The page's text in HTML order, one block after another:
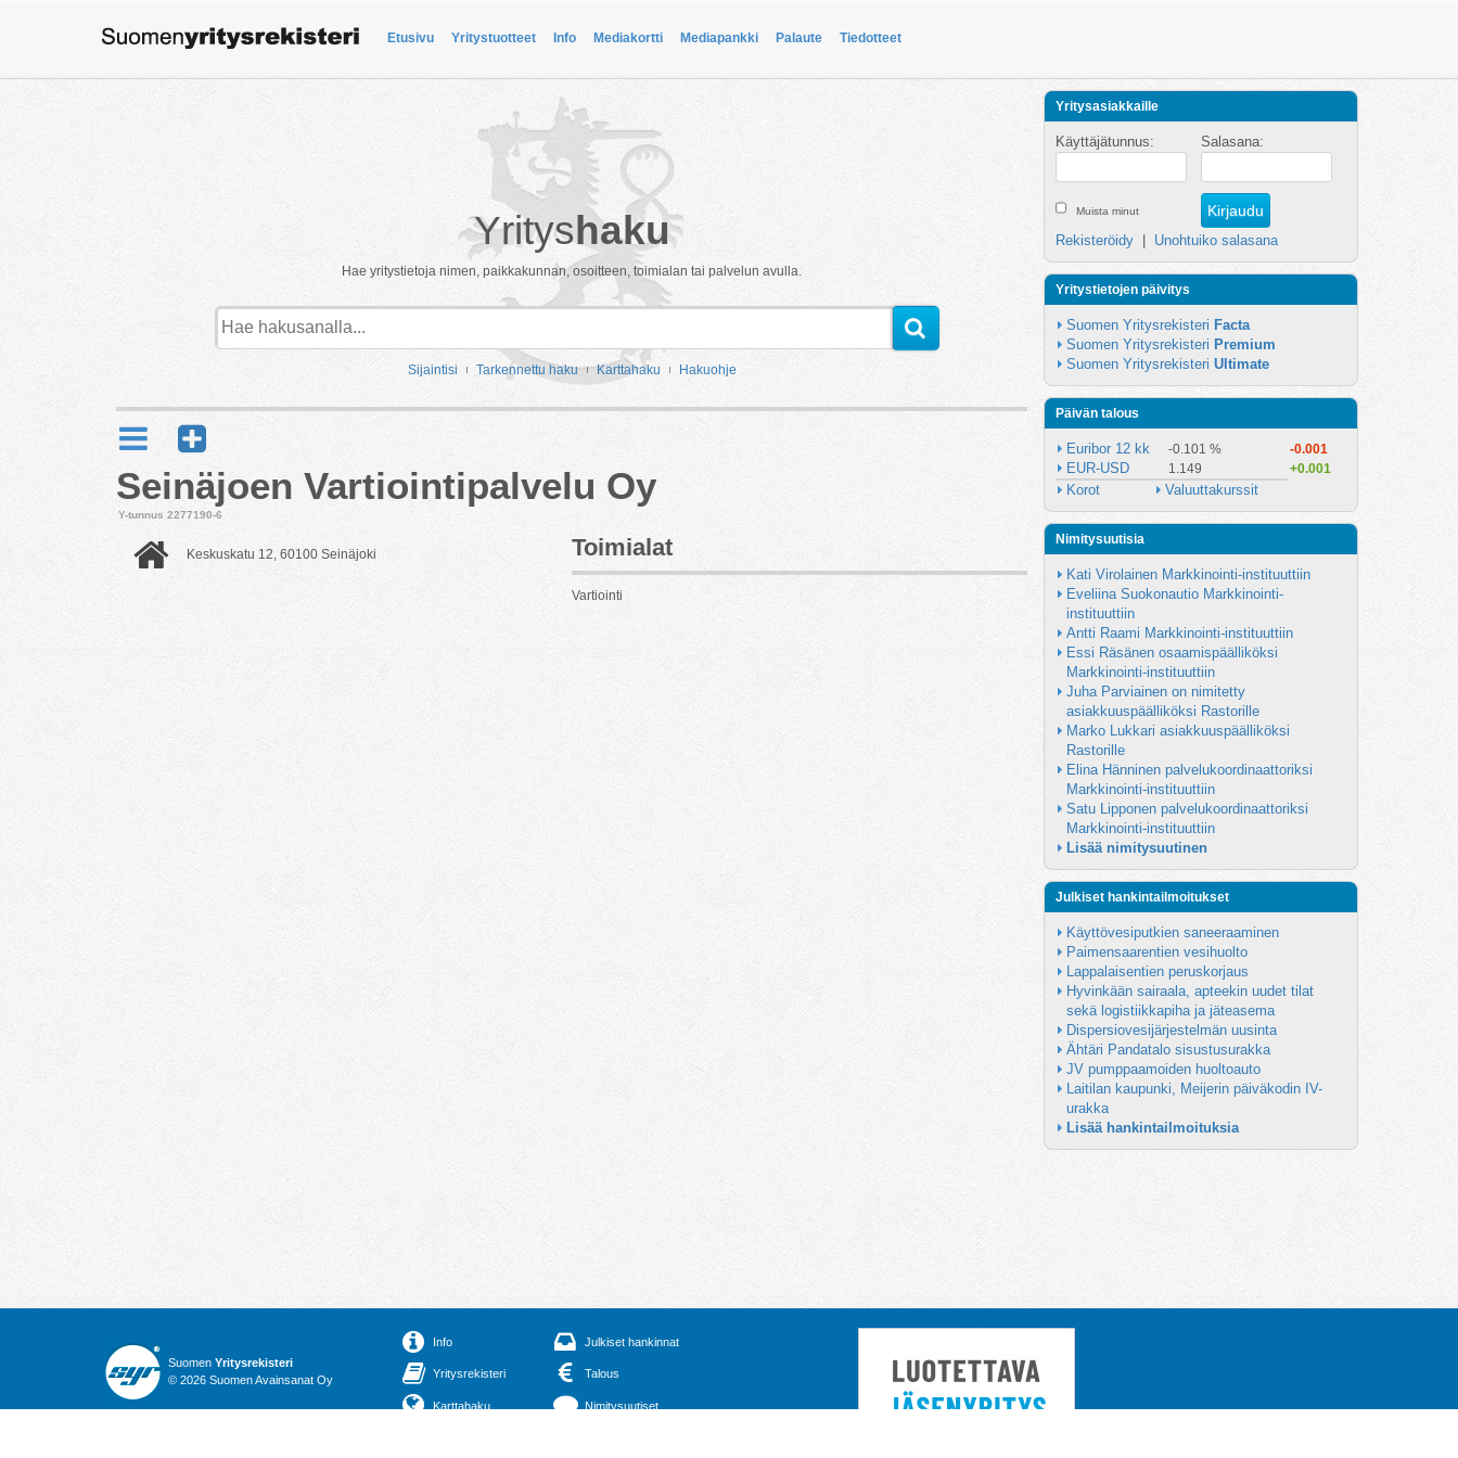
Etusivu Yritystuotteet Info Mediakortti Mediapankki Palaute Tiedotteet
Yrityshaku
Hae yritystietoja nimen, paikkakunnan, osoitteen, toimialan tai palvelun avulla.
Sijaintisi Tarkennettu haku Karttahaku Hakuohje
Seinäjoen Vartiointipalvelu Oy
Y-tunnus 2277190-6
Keskuskatu 12, 60100 Seinäjoki Toimialat
Vartiointi
Yritysasiakkaille
Käyttäjätunnus: Salasana:
Muista minut
Rekisteröidy Unohtuiko salasana
Yritystietojen päivitys
Suomen Yritysrekisteri Facta
Suomen Yritysrekisteri Premium
Suomen Yritysrekisteri Ultimate
Päivän talous
Euribor 12 kk -0.101 % -0.001
EUR-USD 1.149 +0.001
Korot Valuuttakurssit
Nimitysuutisia
Kati Virolainen Markkinointi-instituuttiin
Eveliina Suokonautio Markkinointi-
instituuttiin
Antti Raami Markkinointi-instituuttiin
Essi Räsänen osaamispäälliköksi
Markkinointi-instituuttiin
Juha Parviainen on nimitetty
asiakkuuspäälliköksi Rastorille
Marko Lukkari asiakkuuspäälliköksi
Rastorille
Elina Hänninen palvelukoordinaattoriksi
Markkinointi-instituuttiin
Satu Lipponen palvelukoordinaattoriksi
Markkinointi-instituuttiin
Lisää nimitysuutinen
Julkiset hankintailmoitukset
Käyttövesiputkien saneeraaminen
Paimensaarentien vesihuolto
Lappalaisentien peruskorjaus
Hyvinkään sairaala, apteekin uudet tilat
sekä logistiikkapiha ja jäteasema
Dispersiovesijärjestelmän uusinta
Ähtäri Pandatalo sisustusurakka
JV pumppaamoiden huoltoauto
Laitilan kaupunki, Meijerin päiväkodin IV-
urakka
Lisää hankintailmoituksia
Suomen Yritysrekisteri
© 2026 Suomen Avainsanat Oy
Info
Yritysrekisteri
Karttahaku
Julkiset hankinnat
Talous
Nimitysuutiset